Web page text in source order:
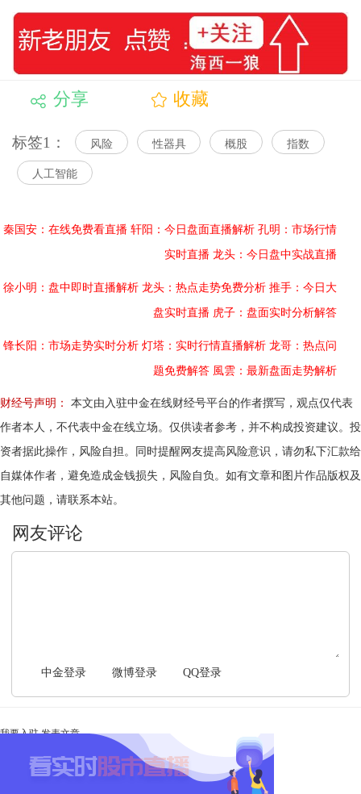
分享 收藏
标签1： 风险 性器具 概股 指数
人工智能
秦国安：在线免费看直播 轩阳：今日盘面直播解析 孔明：市场行情
实时直播 龙头：今日盘中实战直播
徐小明：盘中即时直播解析 龙头：热点走势免费分析 推手：今日大
盘实时直播 虎子：盘面实时分析解答
锋长阳：市场走势实时分析 灯塔：实时行情直播解析 龙哥：热点问
题免费解答 風雲：最新盘面走势解析
财经号声明：
本文由入驻中金在线财经号平台的作者撰写，观点仅代表
作者本人，不代表中金在线立场。仅供读者参考，并不构成投资建议。投
资者据此操作，风险自担。同时提醒网友提高风险意识，请勿私下汇款给
自媒体作者，避免造成金钱损失，风险自负。如有文章和图片作品版权及
其他问题，请联系本站。
中金登录 微博登录 QQ登录
我要入驻 发表文章
Ta未开启直播